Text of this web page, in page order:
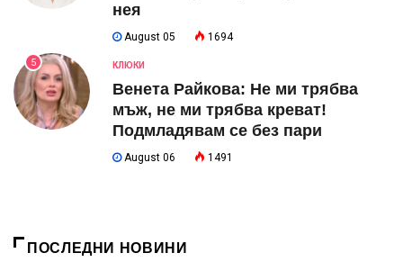
нея
August 05 1694
5 КЛЮКИ
Венета Райкова: Не ми трябва
мъж, не ми трябва креват!
Подмладявам се без пари
August 06 1491
ПОСЛЕДНИ НОВИНИ